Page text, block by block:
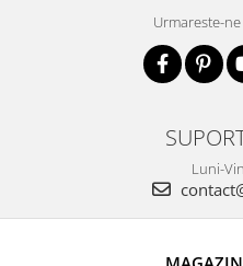
Urmareste-
Luni-